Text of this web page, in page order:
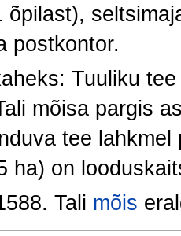
õpilast),
postkontor.
Tuuliku
mõisa pargis
tee
ha) on
Tali mõis